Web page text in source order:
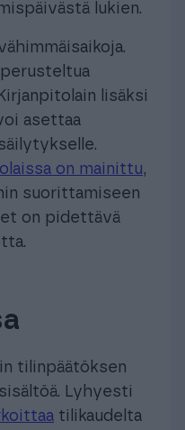
lukien.
lisäksi
asettaa
on mainittu,
suorittamiseen
on pidettävä
tilinpäätöksen
Lyhyesti
tilikaudelta